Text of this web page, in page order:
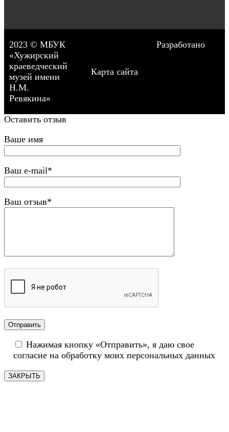
2023 © МБУК
«Хужирский
краеведческий
музей имени
Н.М.
Ревякина»
Карта сайта
Разработано
Оставить отзыв
Ваше имя
Ваш e-mail*
Ваш отзыв*
Нажимая кнопку «Отправить», я даю свое
согласие на обработку моих персональных данных
ЗАКРЫТЬ